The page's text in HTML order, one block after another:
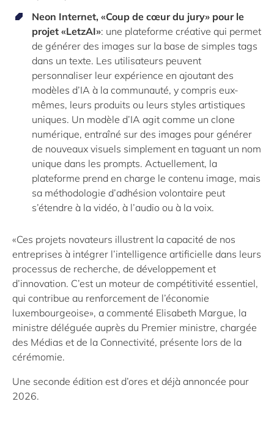
Neon Internet, «Coup de cœur du jury» pour le
projet «LetzAI»: une plateforme créative qui permet
de générer des images sur la base de simples tags
dans un texte. Les utilisateurs peuvent
personnaliser leur expérience en ajoutant des
modèles d’IA à la communauté, y compris eux-
mêmes, leurs produits ou leurs styles artistiques
uniques. Un modèle d’IA agit comme un clone
numérique, entraîné sur des images pour générer
de nouveaux visuels simplement en taguant un nom
unique dans les prompts. Actuellement, la
plateforme prend en charge le contenu image, mais
sa méthodologie d’adhésion volontaire peut
s’étendre à la vidéo, à l’audio ou à la voix.
«Ces projets novateurs illustrent la capacité de nos
entreprises à intégrer l’intelligence artificielle dans leurs
processus de recherche, de développement et
d’innovation. C’est un moteur de compétitivité essentiel,
qui contribue au renforcement de l’économie
luxembourgeoise», a commenté Elisabeth Margue, la
ministre déléguée auprès du Premier ministre, chargée
des Médias et de la Connectivité, présente lors de la
cérémomie.
Une seconde édition est d’ores et déjà annoncée pour
2026.